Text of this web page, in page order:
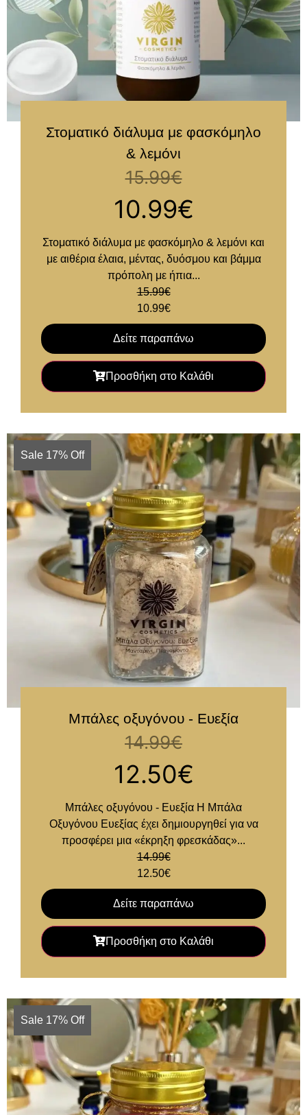
Στοματικό διάλυμα με φασκόμηλο
& λεμόνι
15.99€
10.99€
Στοματικό διάλυμα με φασκόμηλο & λεμόνι και
με αιθέρια έλαια, μέντας, δυόσμου και βάμμα
πρόπολη με ήπια...
15.99€
10.99€
Δείτε παραπάνω
Προσθήκη στο Καλάθι
Sale 17% Off
Μπάλες οξυγόνου - Ευεξία
14.99€
12.50€
Μπάλες οξυγόνου - Ευεξία Η Μπάλα
Οξυγόνου Ευεξίας έχει δημιουργηθεί για να
προσφέρει μια «έκρηξη φρεσκάδας»...
14.99€
12.50€
Δείτε παραπάνω
Προσθήκη στο Καλάθι
Sale 17% Off